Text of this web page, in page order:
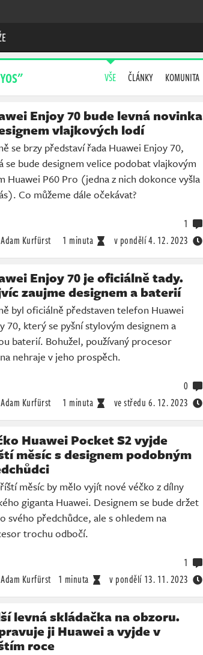
VŠE ČLÁNKY KOMUNITA
Enjoy 70 bude levná novinka
vlajkových lodí
se brzy představí řada Huawei Enjoy 70,
se bude designem velice podobat vlajkovým
Huawei P60 Pro (jedna z nich dokonce vyšla
Co můžeme dále očekávat?
Adam Kurfürst 1 minuta v pondělí4. 12. 2023
1
Enjoy 70 je oficiálně tady.
zaujme designem a baterií
byl oficiálně představen telefon Huawei
70, který se pyšní stylovým designem a
baterií. Bohužel, používaný procesor
nehraje v jeho prospěch.
Adam Kurfürst 1 minuta ve středu 6. 12. 2023
0
Huawei Pocket S2 vyjde
měsíc s designem podobným
měsíc by mělo vyjít nové véčko z dílny
giganta Huawei. Designem se bude držet
svého předchůdce, ale s ohledem na
trochu odbočí.
Adam Kurfürst 1 minuta v pondělí 13. 11. 2023
1
levná skládačka na obzoru.
ji Huawei a vyjde v
roce